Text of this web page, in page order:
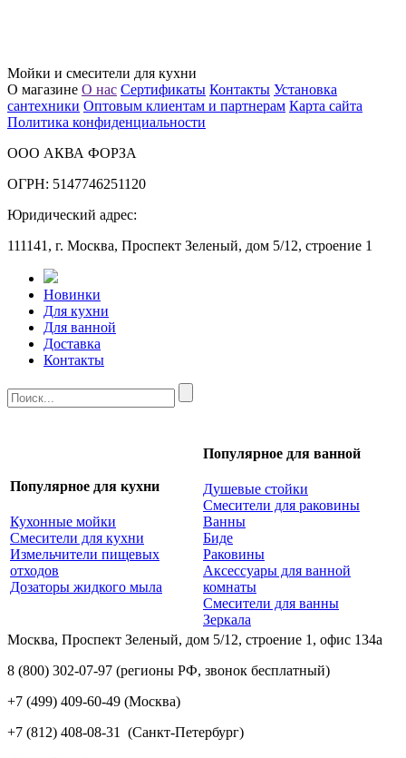
Мойки и смесители для кухни
О магазине О нас Сертификаты Контакты Установка
сантехники Оптовым клиентам и партнерам Карта сайта
Политика конфиденциальности
ООО АКВА ФОРЗА
ОГРН: 5147746251120
Юридический адрес:
111141, г. Москва, Проспект Зеленый, дом 5/12, строение 1
Новинки
Для кухни
Для ванной
Доставка
Контакты
Популярное для кухни
Кухонные мойки
Смесители для кухни
Измельчители пищевых
отходов
Дозаторы жидкого мыла
Популярное для ванной
Душевые стойки
Смесители для раковины
Ванны
Биде
Раковины
Аксессуары для ванной
комнаты
Смесители для ванны
Зеркала
Москва, Проспект Зеленый, дом 5/12, строение 1, офис 134а
8 (800) 302-07-97 (регионы РФ, звонок бесплатный)
+7 (499) 409-60-49 (Москва)
+7 (812) 408-08-31 (Санкт-Петербург)